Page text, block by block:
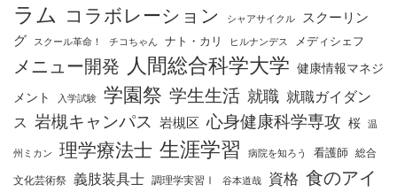
ラム コラボレーション シャアサイクル
スクーリン
グ
スクール革命！ チコちゃん ナト・カリ ヒルナンデス メディシェフ
メニュー開発 人間総合科学大学 健康情報マネジ
メント
入学試験 学園祭 学生生活 就職 就職ガイダン
ス 岩槻キャンパス 岩槻区 心身健康科学専攻 桜 温
州ミカン 理学療法士 生涯学習 病院を知ろう 看護師 総合
文化芸術祭 義肢装具士 調理学実習Ⅰ 谷本道哉 資格 食のアイ